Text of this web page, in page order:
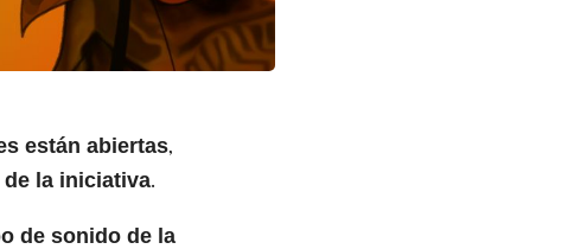
están abiertas,
de la iniciativa.
de sonido de la